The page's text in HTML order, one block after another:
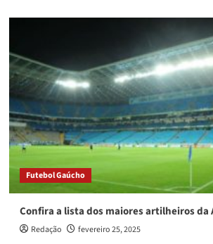
Futebol Gaúcho
Confira a lista dos maiores artilheiros da
Redação fevereiro 25, 2025